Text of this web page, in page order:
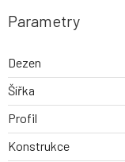
Parametry
Dezen
Šířka
Profil
Konstrukce